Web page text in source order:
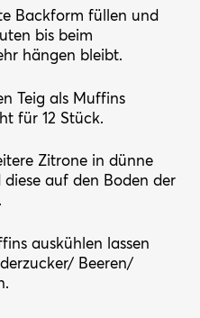
Backform füllen und
bis beim
hängen bleibt.
Teig als Muffins
für 12 Stück.
Zitrone in dünne
auf den Boden der
auskühlen lassen
Beeren/